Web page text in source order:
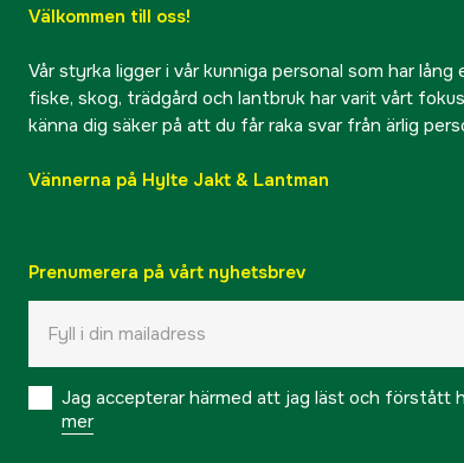
Välkommen till oss!
Vår styrka ligger i vår kunniga personal som har
fiske, skog, trädgård och lantbruk har varit vårt
känna dig säker på att du får raka svar från ärlig
Vännerna på Hylte Jakt & Lantman
Prenumerera på vårt nyhetsbrev
Jag accepterar härmed att jag läst och förstått
mer